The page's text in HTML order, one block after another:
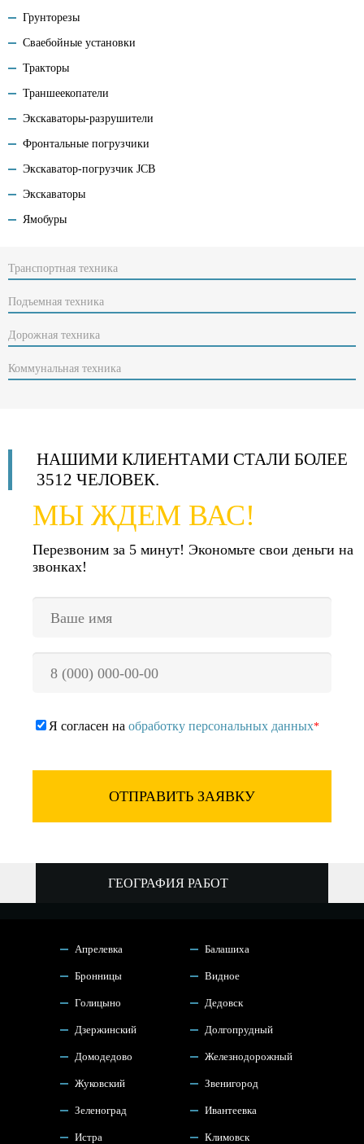
Грунторезы
Сваебойные установки
Тракторы
Траншеекопатели
Экскаваторы-разрушители
Фронтальные погрузчики
Экскаватор-погрузчик JCB
Экскаваторы
Ямобуры
Транспортная техника
Подъемная техника
Дорожная техника
Коммунальная техника
НАШИМИ КЛИЕНТАМИ СТАЛИ БОЛЕЕ
3512 ЧЕЛОВЕК.
МЫ ЖДЕМ ВАС!
Перезвоним за 5 минут! Экономьте свои деньги на
звонках!
Я согласен на обработку персональных данных*
ОТПРАВИТЬ ЗАЯВКУ
ГЕОГРАФИЯ РАБОТ
Апрелевка Балашиха
Бронницы Видное
Голицыно Дедовск
Дзержинский Долгопрудный
Домодедово Железнодорожный
Жуковский Звенигород
Зеленоград Ивантеевка
Истра Климовск